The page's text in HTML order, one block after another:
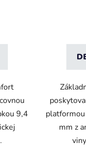
9,4
mm z